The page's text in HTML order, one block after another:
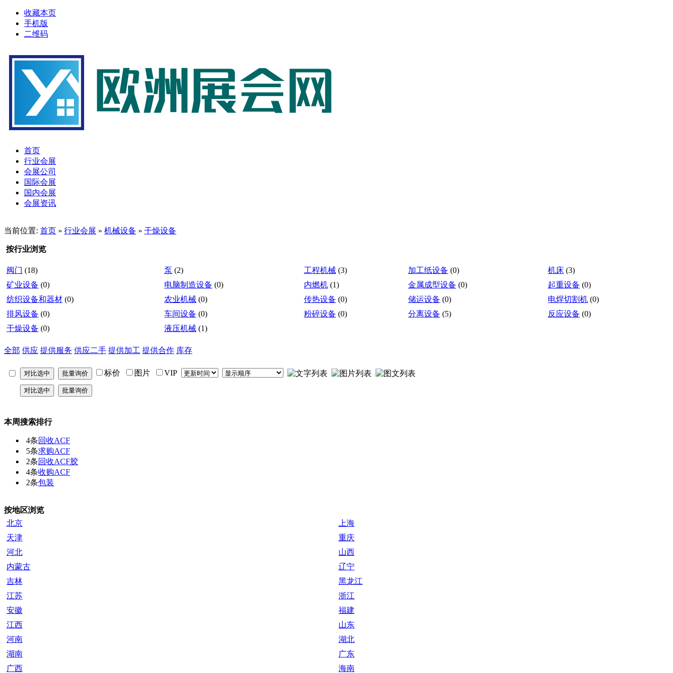
收藏本页
手机版
二维码
首页
行业会展
会展公司
国际会展
国内会展
会展资讯
当前位置: 首页 » 行业会展 » 机械设备 » 干燥设备
按行业浏览
阀门 (18) 泵 (2) 工程机械 (3) 加工纸设备 (0) 机床 (3)
矿业设备 (0) 电脑制造设备 (0) 内燃机 (1) 金属成型设备 (0) 起重设备 (0)
纺织设备和器材 (0) 农业机械 (0) 传热设备 (0) 储运设备 (0) 电焊切割机 (0)
排风设备 (0) 车间设备 (0) 粉碎设备 (0) 分离设备 (5) 反应设备 (0)
干燥设备 (0) 液压机械 (1)
全部 供应 提供服务 供应二手 提供加工 提供合作 库存
标价 图片 VIP
本周搜索排行
4条回收ACF
5条求购ACF
2条回收ACF胶
4条收购ACF
2条包装
按地区浏览
北京
上海
天津
重庆
河北
山西
内蒙古
辽宁
吉林
黑龙江
江苏
浙江
安徽
福建
江西
山东
河南
湖北
湖南
广东
广西
海南